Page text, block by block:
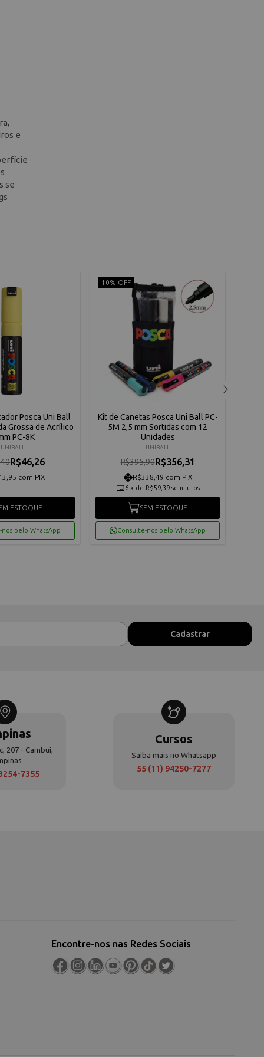
e
se
Posca Uni Ball
Grossa de Acrílico
PC-8K
UNIBALL
R$46,26
com PIX
ESTOQUE
nos pelo WhatsApp
10% OFF
Kit de Canetas Posca Uni Ball PC-
5M 2,5 mm Sortidas com 12
Unidades
UNIBALL
R$395,90R$356,31
R$338,49 com PIX
6 x de R$59,39 sem juros
SEM ESTOQUE
Consulte-nos pelo WhatsApp
207 - Cambuí,
7355
Cursos
Saiba mais no Whatsapp
55 (11) 94250-7277
Encontre-nos nas Redes Sociais